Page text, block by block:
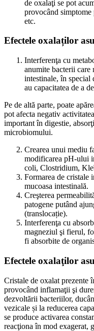
de oxalaţi se pot
provocând simptome
etc.
Efectele oxalaților
Interferenţa cu
anumite bacterii care
intestinale, în special
au capacitatea de a
Pe de altă parte, poate
pot afecta negativ
important în digestie,
microbiomului.
Crearea unui mediu
modificarea pH-ului
coli, Clostridium,
Formarea de cristale
mucoasa intestinală.
Creşterea
patogene putând
(translocație).
Interferenţa cu
magneziul şi fierul,
fi absorbite de
Efectele oxalaţilor
Cristale de oxalat prezente
provocând inflamaţii şi
dezvoltării bacteriilor,
vezicale și la reducerea
se produce activarea
reacţiona în mod exagerat,